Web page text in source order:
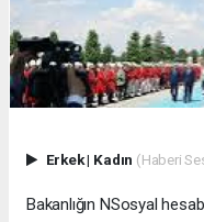
Erkek| Kadın (Haberi
Bakanlığın NSosyal